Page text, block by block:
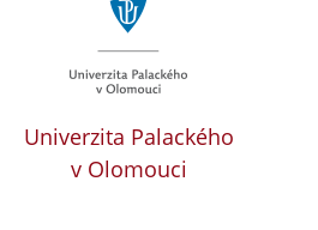
Univerzita Palackého
v Olomouci